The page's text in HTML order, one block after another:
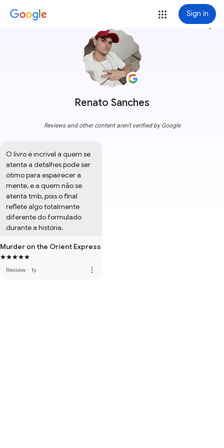
Sign in
Renato Sanches
more_vert
Reviews and other content aren't verified by Google
O livro é incrível a quem se
atenta a detalhes pode ser
ótimo para espairecer a
mente, e a quem não se
atenta tmb, pois o final
reflete algo totalmente
diferente do formulado
durante a história.
Murder on the Orient Express
Review · 1y more_vert